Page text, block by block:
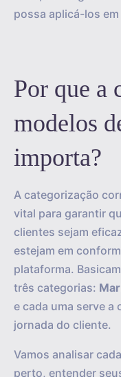
possa aplicá-los
Por que a
modelos
importa?
A categorização
vital para garantir
clientes sejam
estejam em
plataforma.
três categorias:
e cada uma serve
jornada do cliente.
Vamos analisar
perto, entender